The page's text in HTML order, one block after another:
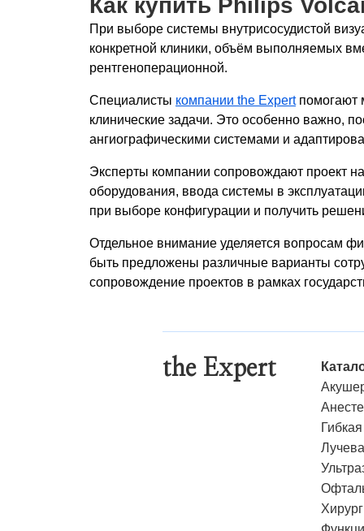
Как купить Philips
При выборе системы внутрисосудистой
конкретной клиники, объём выполняемых
рентгеноперационной.
Специалисты компании the Expertпомогают
клинические задачи. Это особенно важно,
ангиографическими системами и
Эксперты компании сопровождают проект на
оборудования, ввода системы в
при выборе конфигурации и получить
Отдельное внимание уделяется вопросам
быть предложены различные варианты
сопровождение проектов в рамках
the Expert